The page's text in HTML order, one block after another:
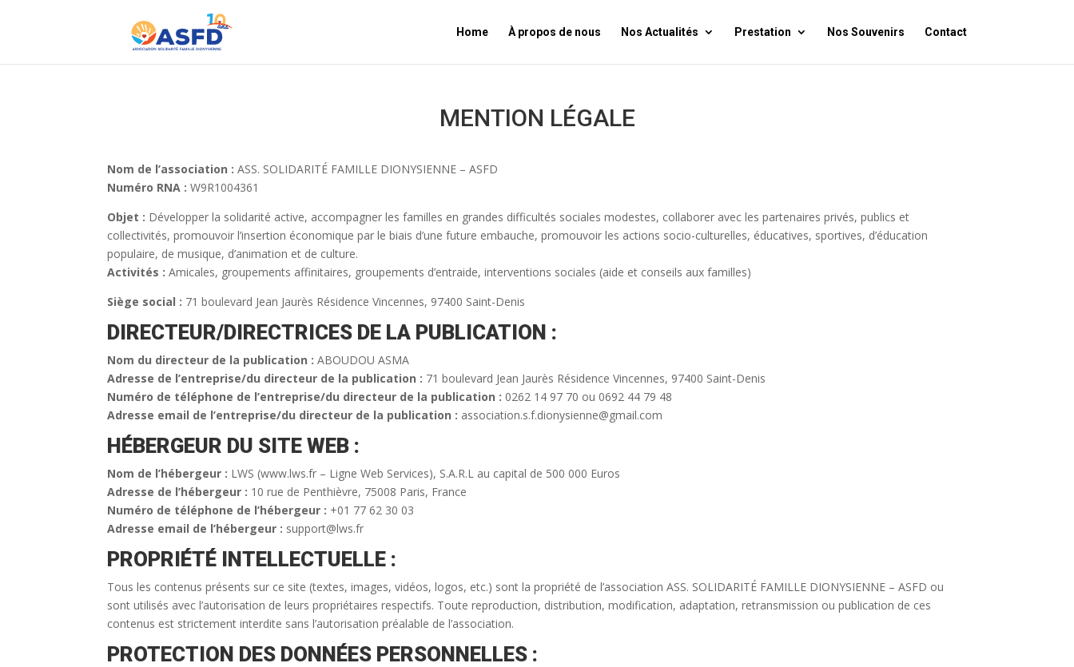
Home À propos de nous Nos Actualités Prestation Nos Souvenirs Contact
MENTION LÉGALE
Nom de l’association : ASS. SOLIDARITÉ FAMILLE DIONYSIENNE – ASFD
Numéro RNA : W9R1004361
Objet : Développer la solidarité active, accompagner les familles en grandes difficultés sociales modestes, collaborer avec les partenaires privés, publics et
collectivités, promouvoir l’insertion économique par le biais d’une future embauche, promouvoir les actions socio-culturelles, éducatives, sportives, d’éducation
populaire, de musique, d’animation et de culture.
Activités : Amicales, groupements affinitaires, groupements d’entraide, interventions sociales (aide et conseils aux familles)
Siège social : 71 boulevard Jean Jaurès Résidence Vincennes, 97400 Saint-Denis
DIRECTEUR/DIRECTRICES DE LA PUBLICATION :
Nom du directeur de la publication : ABOUDOU ASMA
Adresse de l’entreprise/du directeur de la publication : 71 boulevard Jean Jaurès Résidence Vincennes, 97400 Saint-Denis
Numéro de téléphone de l’entreprise/du directeur de la publication : 0262 14 97 70 ou 0692 44 79 48
Adresse email de l’entreprise/du directeur de la publication : association.s.f.dionysienne@gmail.com
HÉBERGEUR DU SITE WEB :
Nom de l’hébergeur : LWS (www.lws.fr – Ligne Web Services), S.A.R.L au capital de 500 000 Euros
Adresse de l’hébergeur : 10 rue de Penthièvre, 75008 Paris, France
Numéro de téléphone de l’hébergeur : +01 77 62 30 03
Adresse email de l’hébergeur : support@lws.fr
PROPRIÉTÉ INTELLECTUELLE :
Tous les contenus présents sur ce site (textes, images, vidéos, logos, etc.) sont la propriété de l’association ASS. SOLIDARITÉ FAMILLE DIONYSIENNE – ASFD ou
sont utilisés avec l’autorisation de leurs propriétaires respectifs. Toute reproduction, distribution, modification, adaptation, retransmission ou publication de ces
contenus est strictement interdite sans l’autorisation préalable de l’association.
PROTECTION DES DONNÉES PERSONNELLES :